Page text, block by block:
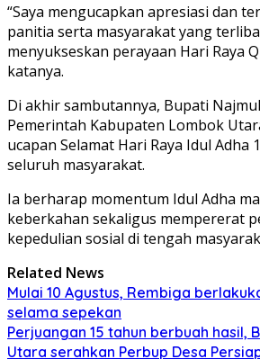
“Saya mengucapkan apresiasi dan
panitia serta masyarakat yang
menyukseskan perayaan Hari Raya
katanya.
Di akhir sambutannya, Bupati
Pemerintah Kabupaten Lombok
ucapan Selamat Hari Raya Idul Adha
seluruh masyarakat.
Ia berharap momentum Idul Adha
keberkahan sekaligus mempererat
kepedulian sosial di tengah
Related News
Mulai 10 Agustus, Rembiga
selama sepekan
Perjuangan 15 tahun berbuah hasil,
Utara serahkan Perbup Desa